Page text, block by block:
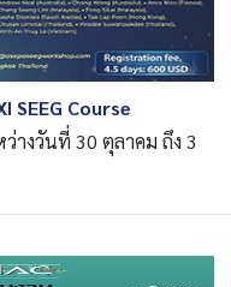
SEEG Course
างวันที่ 30 ตุลาคม ถึง 3